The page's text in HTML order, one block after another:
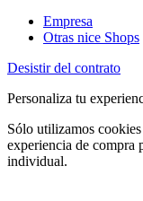
Empresa
Otras nice Shops
Desistir del contrato
Personaliza tu
Sólo utilizamos
experiencia de compra
individual.